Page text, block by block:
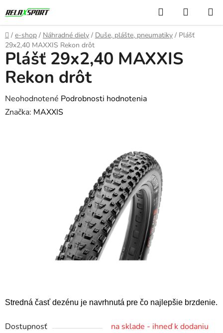
na
obsah
Hľadať
KOŠÍK
Domov
/ e-shop / Náhradné diely / Duše, plášte, pneumatiky / Plášť
29x2,40 MAXXIS Rekon drôt
Stredná časť dezénu je navrhnutá pre čo najlepšie brzdenie.
Dostupnosť
na sklade - ihneď k dodaniu
Plášť 29x2,40 MAXXIS
Rekon drôt
Priemerné
hodnotenie
Neohodnotené Podrobnosti hodnotenia
Značka: MAXXIS